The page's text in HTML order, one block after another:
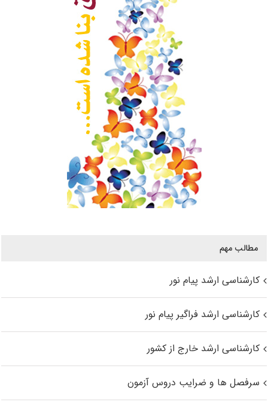
مطالب مهم
کارشناسی ارشد پیام نور
کارشناسی ارشد فراگیر پیام نور
کارشناسی ارشد خارج از کشور
سرفصل ها و ضرایب دروس آزمون